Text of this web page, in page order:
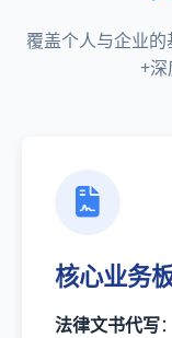
覆盖个人与企业
+
核心业务
法律文书代写